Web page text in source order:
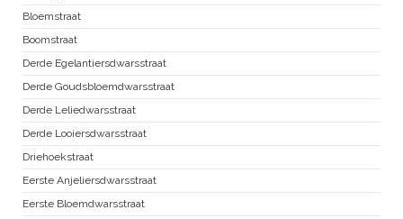
Bloemstraat
Boomstraat
Derde Egelantiersdwarsstraat
Derde Goudsbloemdwarsstraat
Derde Leliedwarsstraat
Derde Looiersdwarsstraat
Driehoekstraat
Eerste Anjeliersdwarsstraat
Eerste Bloemdwarsstraat